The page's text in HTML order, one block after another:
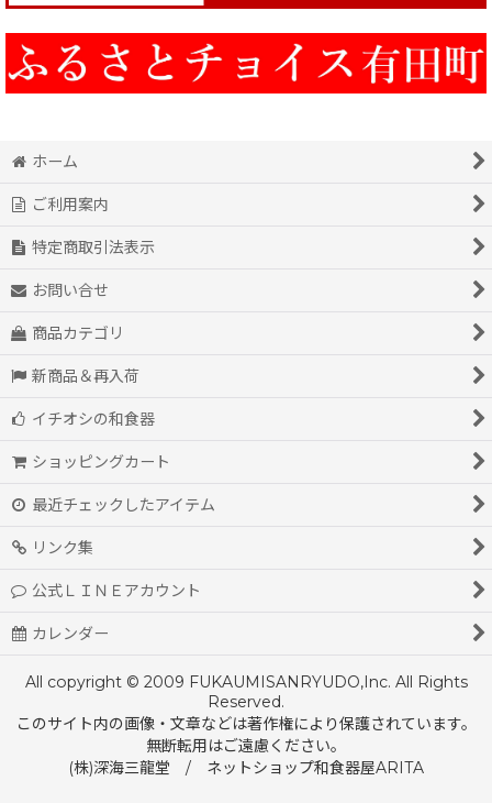
ホーム
ご利用案内
特定商取引法表示
お問い合せ
商品カテゴリ
新商品＆再入荷
イチオシの和食器
ショッピングカート
最近チェックしたアイテム
リンク集
公式ＬＩＮＥアカウント
カレンダー
All copyright © 2009 FUKAUMISANRYUDO,Inc. All Rights
Reserved.
このサイト内の画像・文章などは著作権により保護されています。
無断転用はご遠慮ください。
(株)深海三龍堂 / ネットショップ和食器屋ARITA